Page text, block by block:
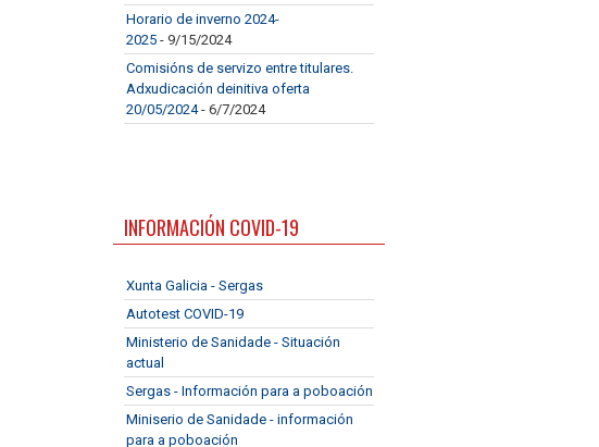
Horario de inverno 2024-
2025 - 9/15/2024
Comisións de servizo entre titulares.
Adxudicación deinitiva oferta
20/05/2024- 6/7/2024
INFORMACIÓN COVID-19
Xunta Galicia - Sergas
Autotest COVID-19
Ministerio de Sanidade - Situación
actual
Sergas - Información para a poboación
Miniserio de Sanidade - información
para a poboación